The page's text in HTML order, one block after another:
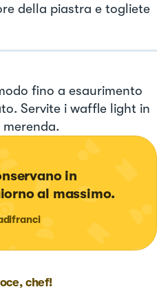
della piastra e togliete
fino a esaurimento
Servite i waffle light in
in
al massimo.
chef!